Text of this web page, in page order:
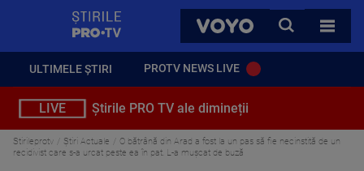
VOYO
CAUTA
TOATE
ULTIMELE ȘTIRI PROTV NEWS LIVE
LIVE Știrile PRO TV ale dimineții
Stirileprotv Știri Actuale
O bătrână din Arad a fost la un pas să fie necinstită de un
recidivist care s-a urcat peste ea în pat. L-a mușcat de buză